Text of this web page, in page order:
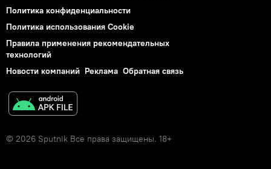
Политика конфиденциальности
Политика использования Cookie
Правила применения рекомендательных
технологий
Новости компаний Реклама Обратная связь
© 2026 Sputnik Все права защищены. 18+